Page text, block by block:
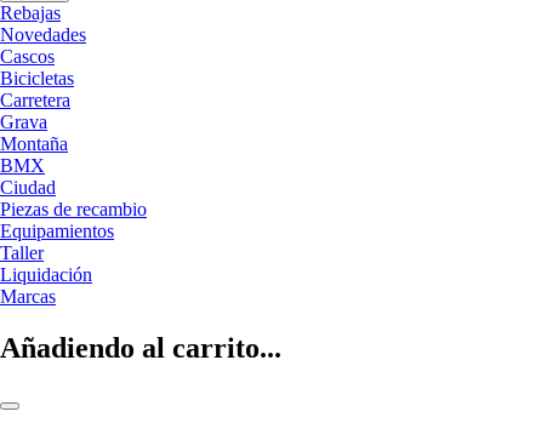
Rebajas
Novedades
Cascos
Bicicletas
Carretera
Grava
Montaña
BMX
Ciudad
Piezas de recambio
Equipamientos
Taller
Liquidación
Marcas
Añadiendo al carrito...